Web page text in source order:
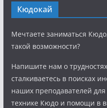
Кюдокай
Мечтаете заниматься
такой возможности?
Напишите нам о
сталкиваетесь в поисках
наших преподавателей
технике Кюдо и помощи в